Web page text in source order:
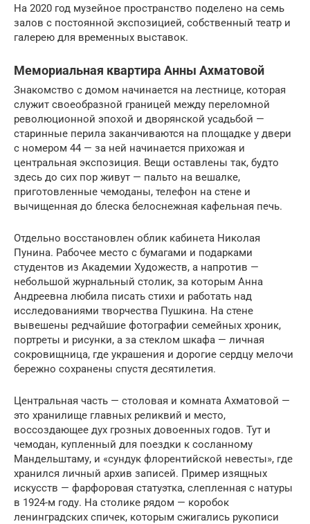
На 2020 год музейное пространство поделено на семь
залов с постоянной экспозицией, собственный театр и
галерею для временных выставок.
Мемориальная квартира Анны Ахматовой
Знакомство с домом начинается на лестнице, которая
служит своеобразной границей между переломной
революционной эпохой и дворянской усадьбой —
старинные перила заканчиваются на площадке у двери
с номером 44 — за ней начинается прихожая и
центральная экспозиция. Вещи оставлены так, будто
здесь до сих пор живут — пальто на вешалке,
приготовленные чемоданы, телефон на стене и
вычищенная до блеска белоснежная кафельная печь.
Отдельно восстановлен облик кабинета Николая
Пунина. Рабочее место с бумагами и подарками
студентов из Академии Художеств, а напротив —
небольшой журнальный столик, за которым Анна
Андреевна любила писать стихи и работать над
исследованиями творчества Пушкина. На стене
вывешены редчайшие фотографии семейных хроник,
портреты и рисунки, а за стеклом шкафа — личная
сокровищница, где украшения и дорогие сердцу мелочи
бережно сохранены спустя десятилетия.
Центральная часть — столовая и комната Ахматовой —
это хранилище главных реликвий и место,
воссоздающее дух грозных довоенных годов. Тут и
чемодан, купленный для поездки к сосланному
Мандельштаму, и «сундук флорентийской невесты», где
хранился личный архив записей. Пример изящных
искусств — фарфоровая статуэтка, слепленная с натуры
в 1924-м году. На столике рядом — коробок
ленинградских спичек, которым сжигались рукописи